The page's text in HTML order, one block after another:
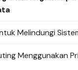
Melindungi
Menggunakan